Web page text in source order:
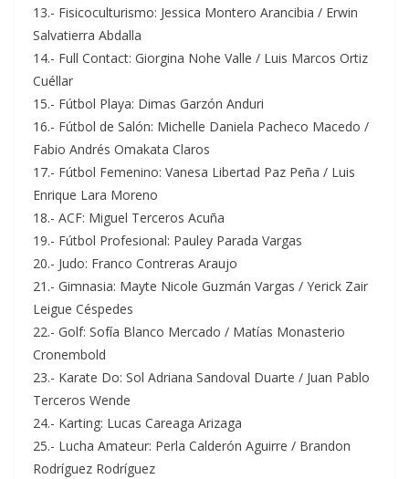
13.- Fisicoculturismo: Jessica Montero Arancibia / Erwin
Salvatierra Abdalla
14.- Full Contact: Giorgina Nohe Valle / Luis Marcos Ortiz
Cuéllar
15.- Fútbol Playa: Dimas Garzón Anduri
16.- Fútbol de Salón: Michelle Daniela Pacheco Macedo /
Fabio Andrés Omakata Claros
17.- Fútbol Femenino: Vanesa Libertad Paz Peña / Luis
Enrique Lara Moreno
18.- ACF: Miguel Terceros Acuña
19.- Fútbol Profesional: Pauley Parada Vargas
20.- Judo: Franco Contreras Araujo
21.- Gimnasia: Mayte Nicole Guzmán Vargas / Yerick Zair
Leigue Céspedes
22.- Golf: Sofía Blanco Mercado / Matías Monasterio
Cronembold
23.- Karate Do: Sol Adriana Sandoval Duarte / Juan Pablo
Terceros Wende
24.- Karting: Lucas Careaga Arizaga
25.- Lucha Amateur: Perla Calderón Aguirre / Brandon
Rodríguez Rodríguez